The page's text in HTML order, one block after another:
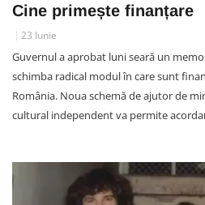
Cine primește finanțare
23 Iunie
Guvernul a aprobat luni seară un
schimba radical modul în care sunt
România. Noua schemă de ajutor de
cultural independent va permite